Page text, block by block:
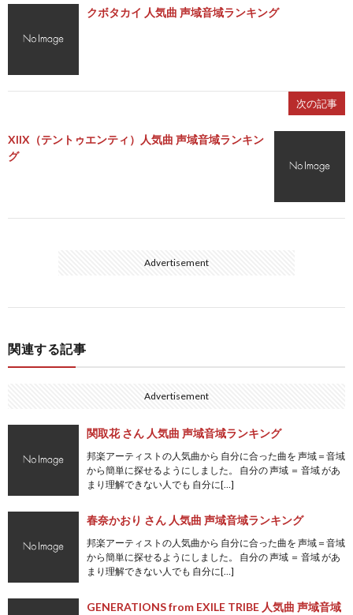
クボタカイ 人気曲 声域音域ランキング
次の記事
XIIX（テントゥエンティ）人気曲 声域音域ランキン
グ
Advertisement
関連する記事
Advertisement
関取花 さん 人気曲 声域音域ランキング
邦楽アーティストの人気曲から 自分に合った曲を 声域＝音域
から簡単に探せるようにしました。 自分の 声域 ＝ 音域 があ
まり理解できない人でも 自分に[…]
春奈かおり さん 人気曲 声域音域ランキング
邦楽アーティストの人気曲から 自分に合った曲を 声域＝音域
から簡単に探せるようにしました。 自分の 声域 ＝ 音域 があ
まり理解できない人でも 自分に[…]
GENERATIONS from EXILE TRIBE 人気曲 声域音域